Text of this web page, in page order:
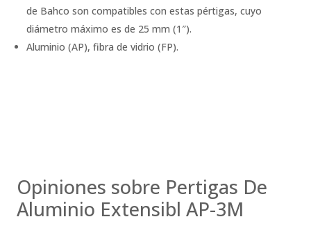
de Bahco son compatibles con estas pértigas, cuyo
diámetro máximo es de 25 mm (1″).
Aluminio (AP), fibra de vidrio (FP).
Opiniones sobre Pertigas De
Aluminio Extensibl AP-3M